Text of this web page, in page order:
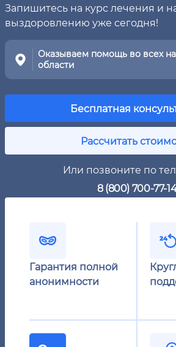
Запишитесь на курс лечения и
выздоровлению уже сегодня!
Оказываем помощь во всех
области
Бесплатная
Рассчитать
Или позвоните по
8 (800) 700-77-
Гарантия полной
анонимности